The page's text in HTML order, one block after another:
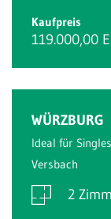
Kaufpreis
119.000,00
WÜRZBURG
Ideal für
Versbach
2